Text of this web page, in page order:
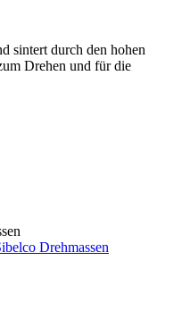
sintert durch den hohen
Drehen und für die